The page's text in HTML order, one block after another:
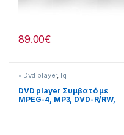
89.00€
• Dvd player, Iq
DVD player Συμβατό με
MPEG-4, MP3, DVD-R/RW,